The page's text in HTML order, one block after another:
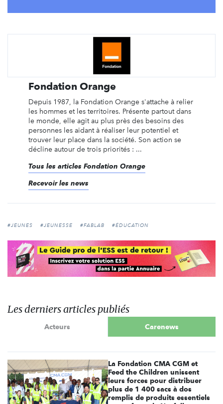
Fondation Orange
Depuis 1987, la Fondation Orange s'attache à relier
les hommes et les territoires. Présente partout dans
le monde, elle agit au plus près des besoins des
personnes les aidant à réaliser leur potentiel et
trouver leur place dans la société. Son action se
décline autour de trois priorités : ...
Tous les articles Fondation Orange
Recevoir les news
#JEUNES #JEUNESSE #FABLAB #ÉDUCATION
Les derniers articles publiés
Acteurs Carenews
La Fondation CMA CGM et
Feed the Children unissent
leurs forces pour distribuer
plus de 1 400 sacs à dos
remplis de produits essentiels